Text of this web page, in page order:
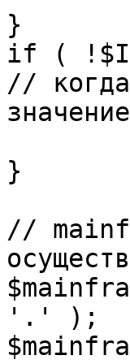
}
if (
//
}
//
'.' );